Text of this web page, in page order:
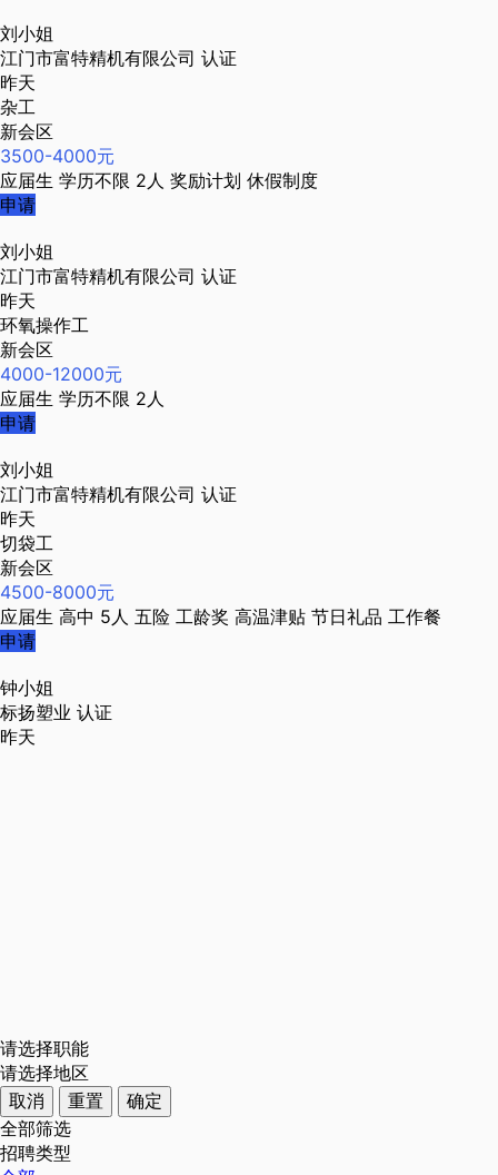
刘小姐
江门市富特精机有限公司 认证
昨天
杂工
新会区
3500-4000元
应届生 学历不限 2人 奖励计划 休假制度
申请
刘小姐
江门市富特精机有限公司 认证
昨天
环氧操作工
新会区
4000-12000元
应届生 学历不限 2人
申请
刘小姐
江门市富特精机有限公司 认证
昨天
切袋工
新会区
4500-8000元
应届生 高中 5人 五险 工龄奖 高温津贴 节日礼品 工作餐
申请
钟小姐
标扬塑业 认证
昨天
请选择职能
请选择地区
取消
重置
确定
全部筛选
招聘类型